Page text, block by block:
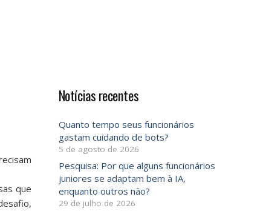
que
Notícias recentes
Quanto tempo seus funcionários
gastam cuidando de bots?
5 de agosto de 2026
Pesquisa: Por que alguns funcionários
juniores se adaptam bem à IA,
enquanto outros não?
29 de julho de 2026